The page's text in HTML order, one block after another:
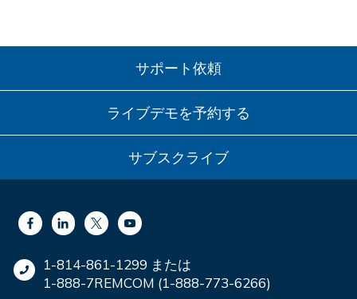
サポート依頼
ライブデモを予約する
サブスクライブ
1-814-861-1299 または
1-888-7REMCOM (1-888-773-6266)